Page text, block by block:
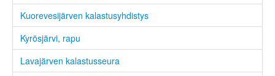
Kuorevesijärven kalastusyhdistys
Kyrösjärvi, rapu
Lavajärven kalastusseura